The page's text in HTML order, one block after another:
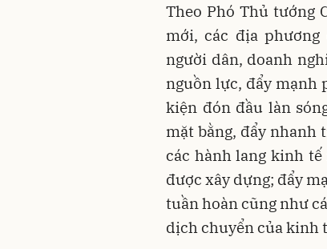
Theo Phó Thủ tướng
mới, các địa
người dân, doanh
nguồn lực, đẩy mạnh
kiện đón đầu làn
mặt bằng, đẩy nhanh
các hành lang kinh
được xây dựng; đẩy
tuần hoàn cũng như
dịch chuyển của kinh